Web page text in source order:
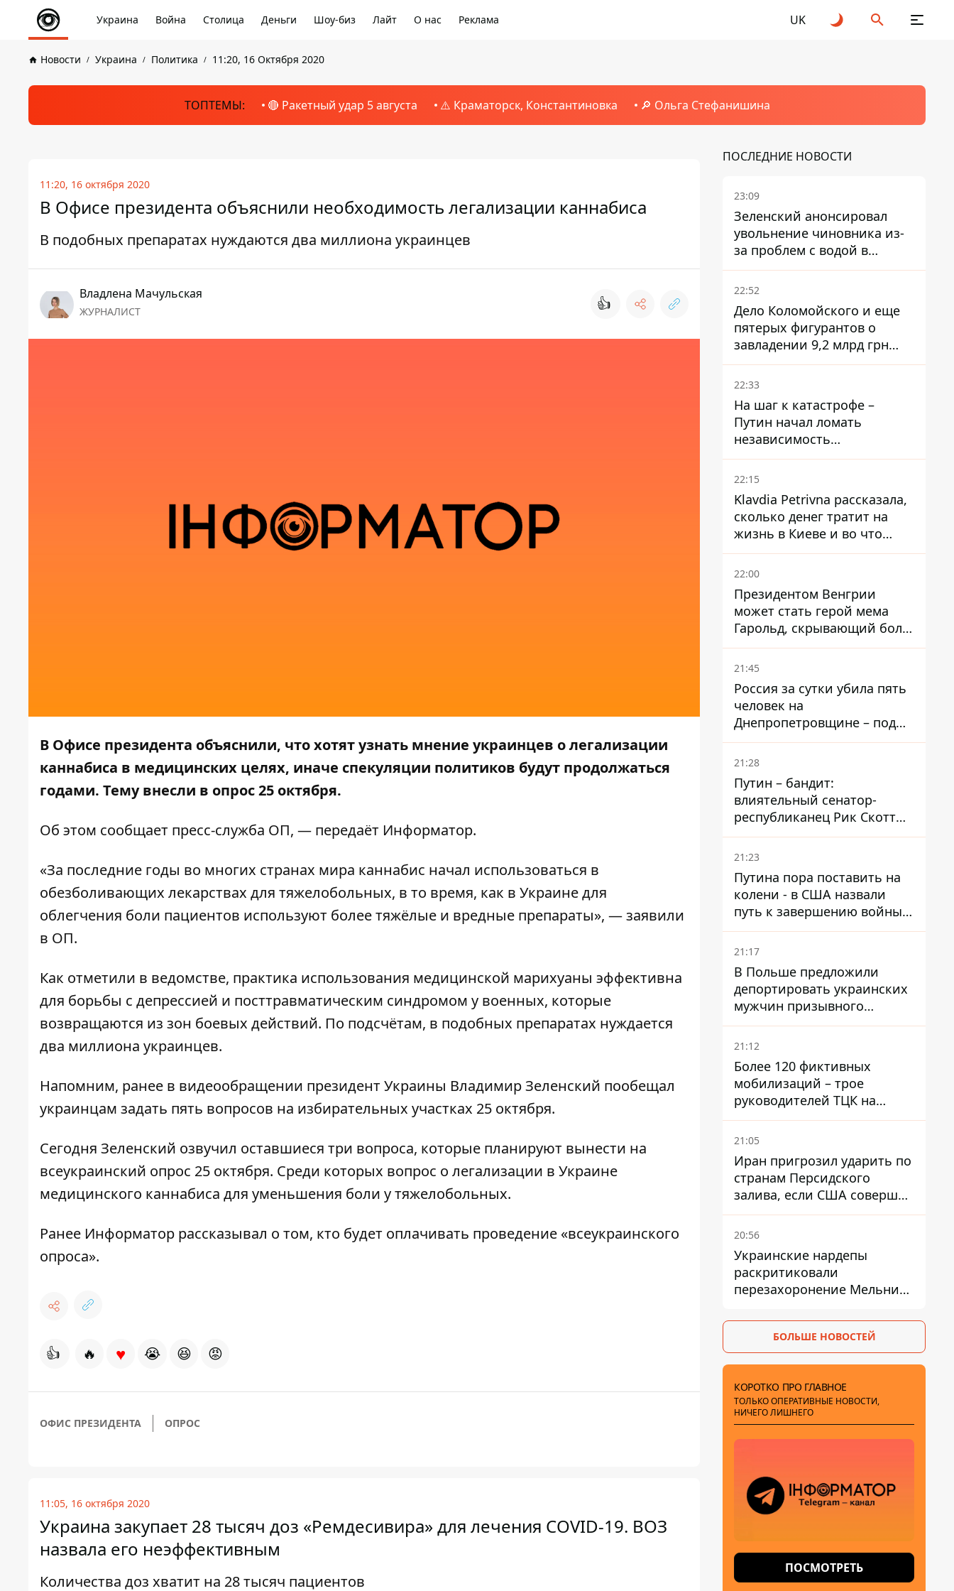
Украина Война Столица Деньги Шоу-биз Лайт О нас Реклама UK
Новости Украина Политика 11:20, 16 Октября 2020
ТОПТЕМЫ: 🔴 Ракетный удар 5 августа ⚠️ Краматорск, Константиновка 🔎 Ольга Стефанишина
11:20, 16 октября 2020
В Офисе президента объяснили необходимость легализации каннабиса
В подобных препаратах нуждаются два миллиона украинцев
Владлена Мачульская
ЖУРНАЛИСТ 👍
В Офисе президента объяснили, что хотят узнать мнение украинцев о легализации
каннабиса в медицинских целях, иначе спекуляции политиков будут продолжаться
годами. Тему внесли в опрос 25 октября.
Об этом сообщает пресс-служба ОП, — передаёт Информатор.
«За последние годы во многих странах мира каннабис начал использоваться в
обезболивающих лекарствах для тяжелобольных, в то время, как в Украине для
облегчения боли пациентов используют более тяжёлые и вредные препараты», — заявили
в ОП.
Как отметили в ведомстве, практика использования медицинской марихуаны эффективна
для борьбы с депрессией и посттравматическим синдромом у военных, которые
возвращаются из зон боевых действий. По подсчётам, в подобных препаратах нуждается
два миллиона украинцев.
Напомним, ранее в видеообращении президент Украины ВладимирЗеленский пообещал
украинцам задать пять вопросов на избирательных участках 25 октября.
Сегодня Зеленский озвучил оставшиеся три вопроса, которые планируют вынести на
всеукраинский опрос 25 октября. Среди которых вопрос о легализации в Украине
медицинского каннабиса для уменьшения боли у тяжелобольных.
Ранее Информатор рассказывал о том, кто будет оплачивать проведение «всеукраинского
опроса».
👍 🔥 ♥ 😭 😆 😡
ОФИС ПРЕЗИДЕНТА ОПРОС
11:05, 16 октября 2020
Украина закупает 28 тысяч доз «Ремдесивира» для лечения COVID-19. ВОЗ
назвала его неэффективным
Количества доз хватит на 28 тысяч пациентов
ПОСЛЕДНИЕ НОВОСТИ
23:09
Зеленский анонсировал
увольнение чиновника из-
за проблем с водой в
Марганце
22:52
Дело Коломойского и еще
пятерых фигурантов о
завладении 9,2 млрд грн
ПриватБанка направили в
суд
22:33
На шаг к катастрофе –
Путин начал ломать
независимость
собственного Центробанка,
заставив снизить базовую
ставку
22:15
Klavdia Petrivna рассказала,
сколько денег тратит на
жизнь в Киеве и во что
вкладывает миллионы
22:00
Президентом Венгрии
может стать герой мема
Гарольд, скрывающий боль
– он возглавил народное
голосование
21:45
Россия за сутки убила пять
человек на
Днепропетровщине – под
ударами оказались пять
районов области
21:28
Путин – бандит:
влиятельный сенатор-
республиканец Рик Скотт
призвал Конгресс привлечь
РФ к ответственности за
21:23
Путина пора поставить на
колени - в США назвали
путь к завершению войны -
National Security Journal
21:17
В Польше предложили
депортировать украинских
мужчин призывного
возраста - кого это может
затронуть
21:12
Более 120 фиктивных
мобилизаций – трое
руководителей ТЦК на
Волыни и Буковине
получили подозрения за
21:05
Иран пригрозил ударить по
странам Персидского
залива, если США совершат
хотя бы одну атаку - Reuters
20:56
Украинские нардепы
раскритиковали
перезахоронение Мельника
дипломатической изоляции
БОЛЬШЕ НОВОСТЕЙ
КОРОТКО ПРО ГЛАВНОЕ
ТОЛЬКО ОПЕРАТИВНЫЕ НОВОСТИ,
НИЧЕГО ЛИШНЕГО
ПОСМОТРЕТЬ